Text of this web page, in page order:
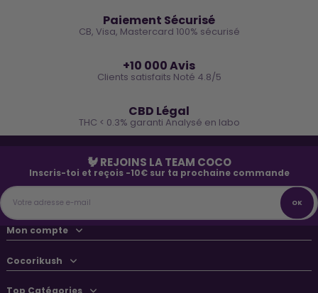
Paiement Sécurisé
CB, Visa, Mastercard 100% sécurisé
+10 000 Avis
Clients satisfaits Noté 4.8/5
CBD Légal
THC < 0.3% garanti Analysé en labo
🐓 REJOINS LA TEAM COCO
Inscris-toi et reçois -10€ sur ta prochaine commande
Mon compte
Cocorikush